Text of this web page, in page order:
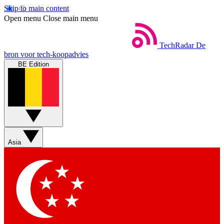
Skip to main content
Open menu Close main menu
TechRadar De
bron voor tech-koopadvies
BE Edition
Asia